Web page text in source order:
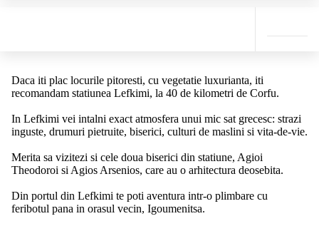
Daca iti plac locurile pitoresti, cu vegetatie luxurianta, iti
recomandam statiunea Lefkimi, la 40 de kilometri de Corfu.
In Lefkimi vei intalni exact atmosfera unui mic sat grecesc: strazi
inguste, drumuri pietruite, biserici, culturi de maslini si vita-de-vie.
Merita sa vizitezi si cele doua biserici din statiune, Agioi
Theodoroi si Agios Arsenios, care au o arhitectura deosebita.
Din portul din Lefkimi te poti aventura intr-o plimbare cu
feribotul pana in orasul vecin, Igoumenitsa.